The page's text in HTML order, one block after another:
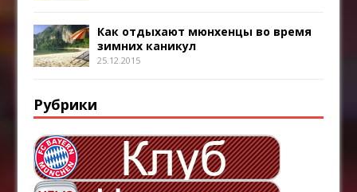
Как отдыхают мюнхенцы во время
зимних каникул
25.12.2015
Рубрики